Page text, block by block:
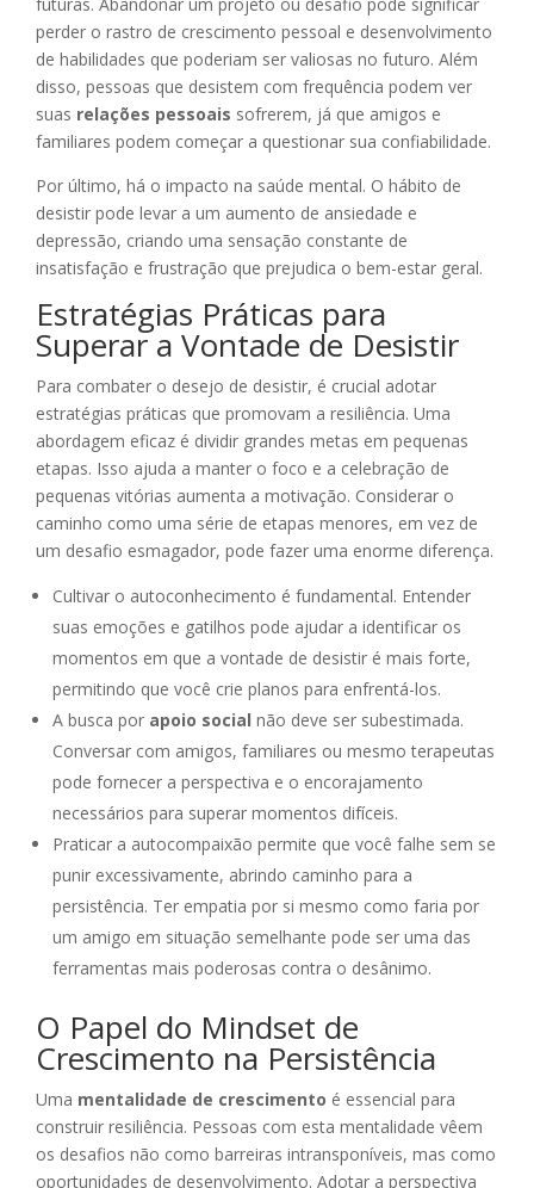
futuras. Abandonar um projeto ou desafio pode significar
perder o rastro de crescimento pessoal e desenvolvimento
de habilidades que poderiam ser valiosas no futuro. Além
disso, pessoas que desistem com frequência podem ver
suas relações pessoais sofrerem, já que amigos e
familiares podem começar a questionar sua confiabilidade.
Por último, há o impacto na saúde mental. O hábito de
desistir pode levar a um aumento de ansiedade e
depressão, criando uma sensação constante de
insatisfação e frustração que prejudica o bem-estar geral.
Estratégias Práticas para
Superar a Vontade de Desistir
Para combater o desejo de desistir, é crucial adotar
estratégias práticas que promovam a resiliência. Uma
abordagem eficaz é dividir grandes metas em pequenas
etapas. Isso ajuda a manter o foco e a celebração de
pequenas vitórias aumenta a motivação. Considerar o
caminho como uma série de etapas menores, em vez de
um desafio esmagador, pode fazer uma enorme diferença.
Cultivar o autoconhecimento é fundamental. Entender
suas emoções e gatilhos pode ajudar a identificar os
momentos em que a vontade de desistir é mais forte,
permitindo que você crie planos para enfrentá-los.
A busca por apoio social não deve ser subestimada.
Conversar com amigos, familiares ou mesmo terapeutas
pode fornecer a perspectiva e o encorajamento
necessários para superar momentos difíceis.
Praticar a autocompaixão permite que você falhe sem se
punir excessivamente, abrindo caminho para a
persistência. Ter empatia por si mesmo como faria por
um amigo em situação semelhante pode ser uma das
ferramentas mais poderosas contra o desânimo.
O Papel do Mindset de
Crescimento na Persistência
Uma mentalidade de crescimento é essencial para
construir resiliência. Pessoas com esta mentalidade vêem
os desafios não como barreiras intransponíveis, mas como
oportunidades de desenvolvimento. Adotar a perspectiva